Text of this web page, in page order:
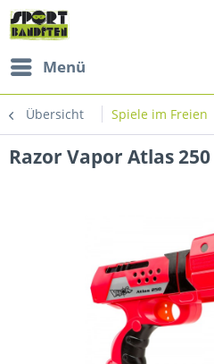
Menü
Übersicht Spiele im Freien
Razor Vapor Atlas 250